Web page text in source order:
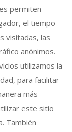
permiten
el tiempo
visitadas, las
anónimos.
utilizamos la
para facilitar
más
este sitio
También